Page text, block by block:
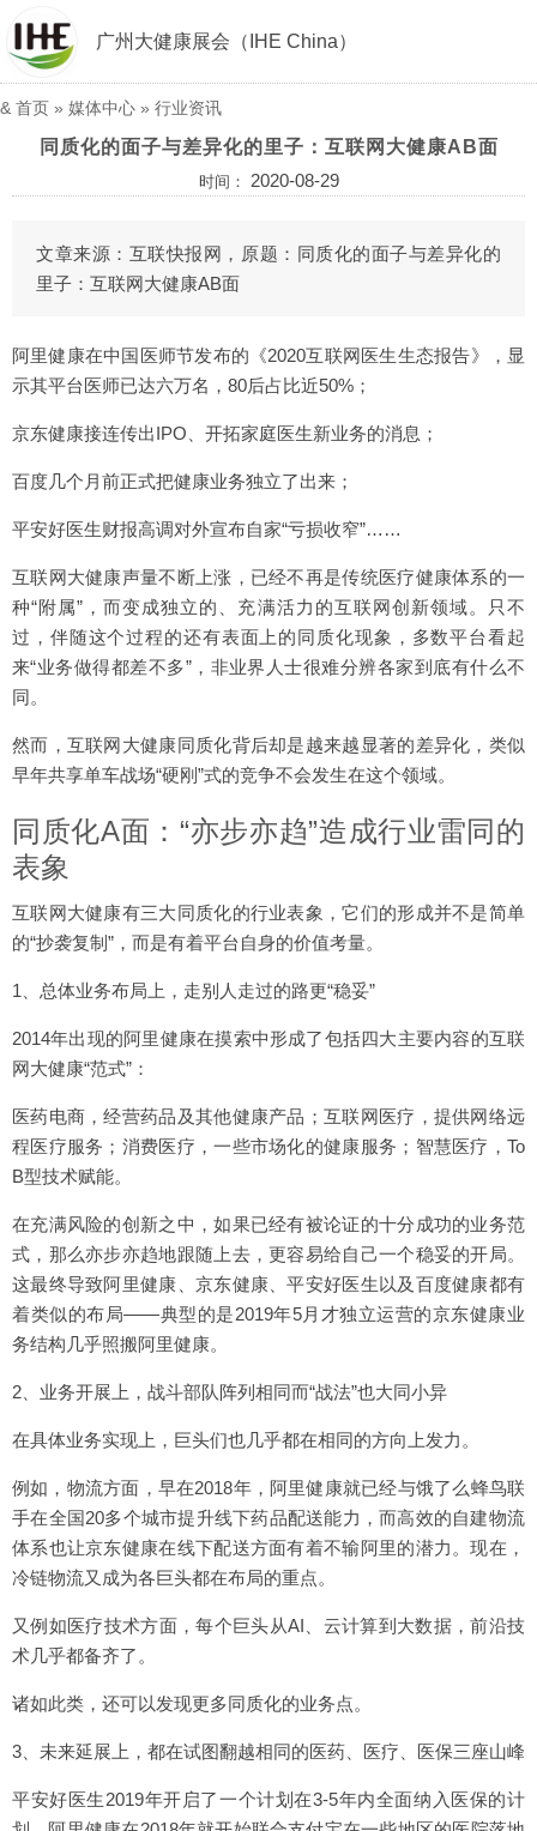
广州大健康展会（IHE China）
& 首页 » 媒体中心 » 行业资讯
同质化的面子与差异化的里子：互联网大健康AB面
时间： 2020-08-29
文章来源：互联快报网，原题：同质化的面子与差异化的
里子：互联网大健康AB面
阿里健康在中国医师节发布的《2020互联网医生生态报告》，显
示其平台医师已达六万名，80后占比近50%；
京东健康接连传出IPO、开拓家庭医生新业务的消息；
百度几个月前正式把健康业务独立了出来；
平安好医生财报高调对外宣布自家“亏损收窄”……
互联网大健康声量不断上涨，已经不再是传统医疗健康体系的一
种“附属”，而变成独立的、充满活力的互联网创新领域。只不
过，伴随这个过程的还有表面上的同质化现象，多数平台看起
来“业务做得都差不多”，非业界人士很难分辨各家到底有什么不
同。
然而，互联网大健康同质化背后却是越来越显著的差异化，类似
早年共享单车战场“硬刚”式的竞争不会发生在这个领域。
同质化A面：“亦步亦趋”造成行业雷同的
表象
互联网大健康有三大同质化的行业表象，它们的形成并不是简单
的“抄袭复制”，而是有着平台自身的价值考量。
1、总体业务布局上，走别人走过的路更“稳妥”
2014年出现的阿里健康在摸索中形成了包括四大主要内容的互联
网大健康“范式”：
医药电商，经营药品及其他健康产品；互联网医疗，提供网络远
程医疗服务；消费医疗，一些市场化的健康服务；智慧医疗，To
B型技术赋能。
在充满风险的创新之中，如果已经有被论证的十分成功的业务范
式，那么亦步亦趋地跟随上去，更容易给自己一个稳妥的开局。
这最终导致阿里健康、京东健康、平安好医生以及百度健康都有
着类似的布局——典型的是2019年5月才独立运营的京东健康业
务结构几乎照搬阿里健康。
2、业务开展上，战斗部队阵列相同而“战法”也大同小异
在具体业务实现上，巨头们也几乎都在相同的方向上发力。
例如，物流方面，早在2018年，阿里健康就已经与饿了么蜂鸟联
手在全国20多个城市提升线下药品配送能力，而高效的自建物流
体系也让京东健康在线下配送方面有着不输阿里的潜力。现在，
冷链物流又成为各巨头都在布局的重点。
又例如医疗技术方面，每个巨头从AI、云计算到大数据，前沿技
术几乎都备齐了。
诸如此类，还可以发现更多同质化的业务点。
3、未来延展上，都在试图翻越相同的医药、医疗、医保三座山峰
平安好医生2019年开启了一个计划在3-5年内全面纳入医保的计